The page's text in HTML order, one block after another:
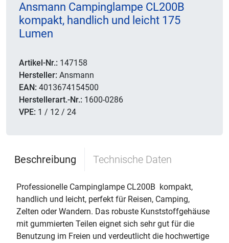
Ansmann Campinglampe CL200B
kompakt, handlich und leicht 175
Lumen
Artikel-Nr.: 147158
Hersteller: Ansmann
EAN: 4013674154500
Herstellerart.-Nr.: 1600-0286
VPE: 1 / 12 / 24
Beschreibung Technische Daten
Professionelle Campinglampe CL200B  kompakt,
handlich und leicht, perfekt für Reisen, Camping,
Zelten oder Wandern. Das robuste Kunststoffgehäuse
mit gummierten Teilen eignet sich sehr gut für die
Benutzung im Freien und verdeutlicht die hochwertige